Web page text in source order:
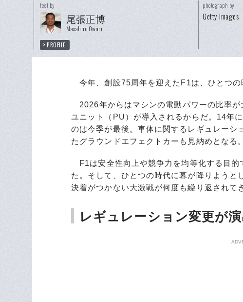
text by
尾張正博
Masahiro Owari
PROFILE
photograph by
Getty Images
今年、創設75周年を迎えたF1は、ひとつの
2026年からはマシンの電動パワーの比率が
ユニット（PU）が導入されるからだ。14年
のは今季が最後。車体に関するレギュレーシ
たグラウンドエフェクトカーも見納めとなる。
F1は安全性向上や競争力を均等化する目的
た。そして、ひとつの時代に幕が降りようと
決着がつかない大激戦が何度も繰り返されて
レギュレーション変更が